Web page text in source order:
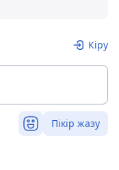
Кіру
Пікір жазу